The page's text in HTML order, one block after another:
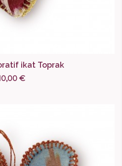
ikat Toprak
€